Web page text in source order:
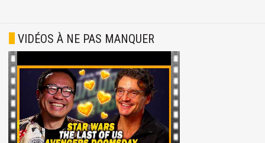
VIDÉOS À NE PAS MANQUER